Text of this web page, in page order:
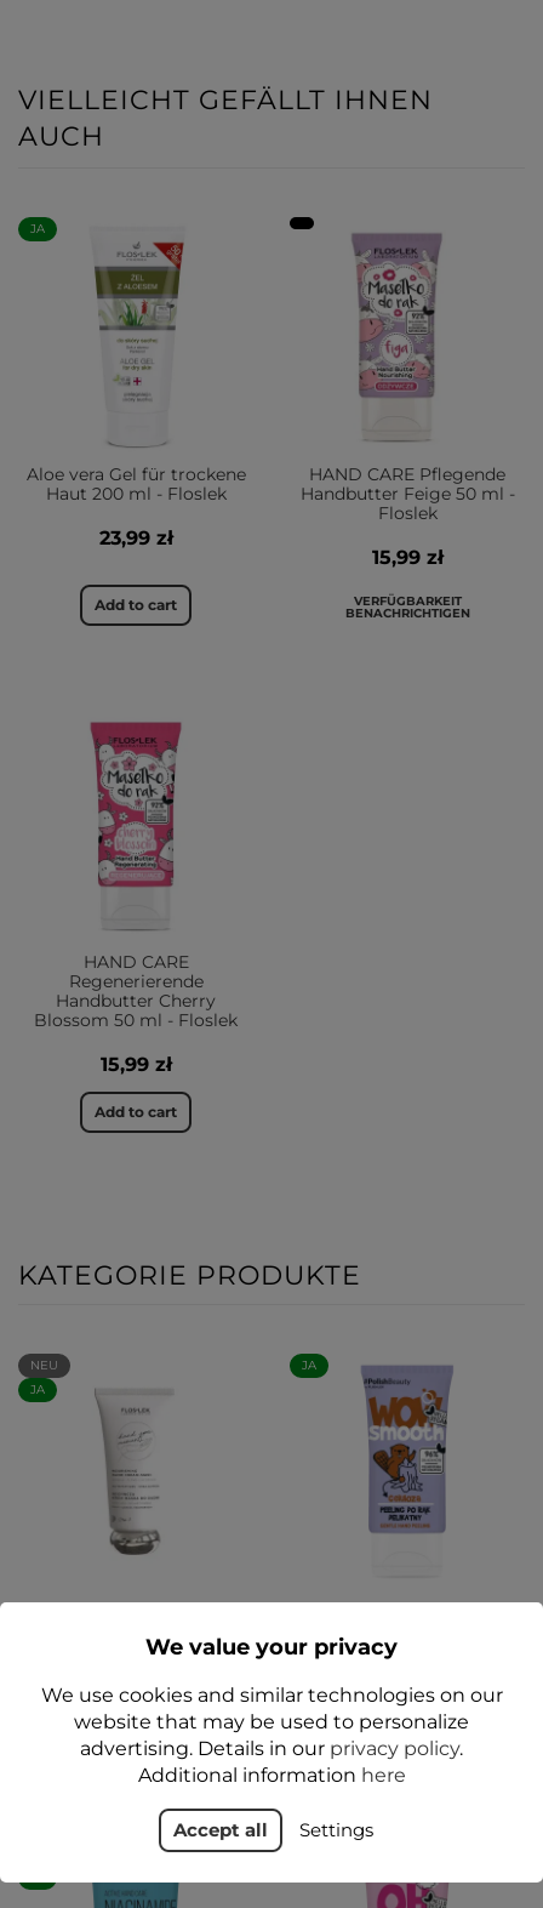
VIELLEICHT GEFÄLLT IHNEN
AUCH
JA
Aloe vera Gel für trockene
Haut 200 ml - Floslek
23,99 zł
Add to cart
HAND CARE Pflegende
Handbutter Feige 50 ml -
Floslek
15,99 zł
VERFÜGBARKEIT
BENACHRICHTIGEN
HAND CARE
Regenerierende
Handbutter Cherry
Blossom 50 ml - Floslek
15,99 zł
Add to cart
KATEGORIE PRODUKTE
NEU
JA
Add to cart
JA
- 50g - Floslek
14,49 zł
Add to cart
We value your privacy
We use cookies and similar technologies on our
website that may be used to personalize
advertising. Details in our privacy policy.
Additional information here
Accept all Settings